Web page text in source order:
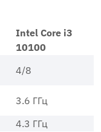
Intel Core i3
10100
4/8
3.6 ГГц
4.3 ГГц